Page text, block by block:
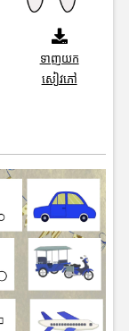
ទាញយក
សៀវភៅ